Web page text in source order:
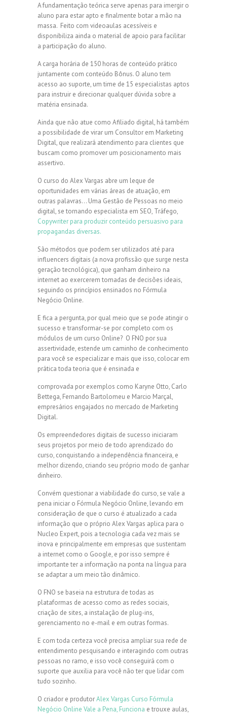
A fundamentação teórica serve apenas para imergir o
aluno para estar apto e finalmente botar a mão na
massa. Feito com videoaulas acessíveis e
disponibiliza ainda o material de apoio para facilitar
a participação do aluno.
A carga horária de 150 horas de conteúdo prático
juntamente com conteúdo Bônus. O aluno tem
acesso ao suporte, um time de 15 especialistas aptos
para instruir e direcionar qualquer dúvida sobre a
matéria ensinada.
Ainda que não atue como Afiliado digital, há também
a possibilidade de virar um Consultor em Marketing
Digital, que realizará atendimento para clientes que
buscam como promover um posicionamento mais
assertivo.
O curso do Alex Vargas abre um leque de
oportunidades em várias áreas de atuação, em
outras palavras… Uma Gestão de Pessoas no meio
digital, se tornando especialista em SEO, Tráfego,
Copywriter para produzir conteúdo persuasivo para
propagandas diversas.
São métodos que podem ser utilizados até para
influencers digitais (a nova profissão que surge nesta
geração tecnológica), que ganham dinheiro na
internet ao exercerem tomadas de decisões ideais,
seguindo os princípios ensinados no Fórmula
Negócio Online.
E fica a pergunta, por qual meio que se pode atingir o
sucesso e transformar-se por completo com os
módulos de um curso Online? O FNO por sua
assertividade, estende um caminho de conhecimento
para você se especializar e mais que isso, colocar em
prática toda teoria que é ensinada e
comprovada por exemplos como Karyne Otto, Carlo
Bettega, Fernando Bartolomeu e Marcio Marçal,
empresários engajados no mercado de Marketing
Digital.
Os empreendedores digitais de sucesso iniciaram
seus projetos por meio de todo aprendizado do
curso, conquistando a independência financeira, e
melhor dizendo, criando seu próprio modo de ganhar
dinheiro.
Convém questionar a viabilidade do curso, se vale a
pena iniciar o Fórmula Negócio Online, levando em
consideração de que o curso é atualizado a cada
informação que o próprio Alex Vargas aplica para o
Nucleo Expert, pois a tecnologia cada vez mais se
inova e principalmente em empresas que sustentam
a internet como o Google, e por isso sempre é
importante ter a informação na ponta na língua para
se adaptar a um meio tão dinâmico.
O FNO se baseia na estrutura de todas as
plataformas de acesso como as redes sociais,
criação de sites, a instalação de plug-ins,
gerenciamento no e-mail e em outras formas.
E com toda certeza você precisa ampliar sua rede de
entendimento pesquisando e interagindo com outras
pessoas no ramo, e isso você conseguirá com o
suporte que auxilia para você não ter que lidar com
tudo sozinho.
O criador e produtorAlex Vargas Curso Fórmula
Negócio Online Vale a Pena, Funciona e trouxe aulas,